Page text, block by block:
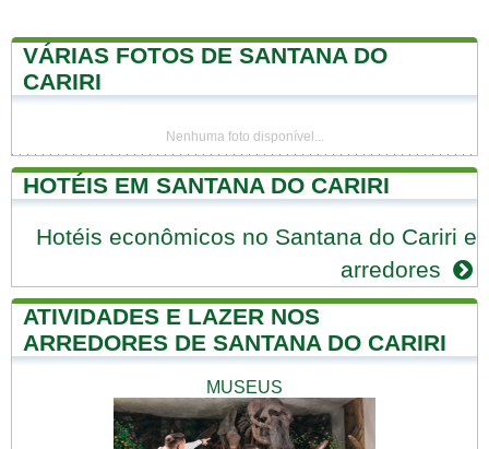
VÁRIAS FOTOS DE SANTANA DO
CARIRI
Nenhuma foto disponível...
HOTÉIS EM SANTANA DO CARIRI
Hotéis econômicos no Santana do Cariri e
arredores
ATIVIDADES E LAZER NOS
ARREDORES DE SANTANA DO CARIRI
MUSEUS